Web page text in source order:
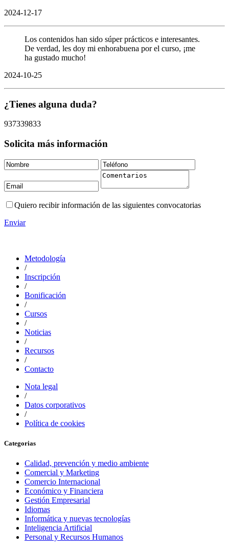
2024-12-17
Los contenidos han sido súper prácticos e interesantes.
De verdad, les doy mi enhorabuena por el curso, ¡me
ha gustado mucho!
2024-10-25
¿Tienes alguna duda?
937339833
Solicita más información
Quiero recibir información de las siguientes convocatorias
Enviar
Metodología
/
Inscripción
/
Bonificación
/
Cursos
/
Noticias
/
Recursos
/
Contacto
Nota legal
/
Datos corporativos
/
Política de cookies
Categorias
Calidad, prevención y medio ambiente
Comercial y Marketing
Comercio Internacional
Económico y Financiera
Gestión Empresarial
Idiomas
Informática y nuevas tecnologías
Inteligencia Artificial
Personal y Recursos Humanos